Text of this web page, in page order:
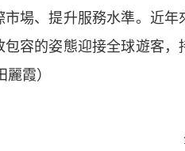
、提升服務水準。近年
容的姿態迎接全球遊客，
霞）